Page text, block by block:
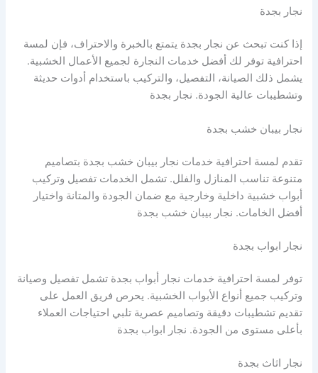
نجار بجدة
إذا كنت تبحث عن نجار بجدة يتمتع بالخبرة والاحتراف، فإن لمسة
احترافية توفر لك أفضل خدمات النجارة لجميع الأعمال الخشبية.
يشمل ذلك الصيانة، التفصيل، والتركيب باستخدام أدوات حديثة
وتشطيبات عالية الجودة. نجار بجدة
نجار بيبان خشب بجدة
تقدم لمسة احترافية خدمات نجار بيبان خشب بجدة بتصاميم
متنوعة تناسب المنازل والفلل. تشمل الخدمات تفصيل وتركيب
أبواب خشبية داخلية وخارجية مع ضمان الجودة والمتانة واختيار
أفضل الخامات. نجار بيبان خشب بجدة
نجار ابواب بجدة
توفر لمسة احترافية خدمات نجار أبواب بجدة تشمل تفصيل وصيانة
وتركيب جميع أنواع الأبواب الخشبية. يحرص فريق العمل على
تقديم تشطيبات دقيقة وتصاميم عصرية تلبي احتياجات العملاء
بأعلى مستوى من الجودة. نجار ابواب بجدة
نجار اثاث بجدة